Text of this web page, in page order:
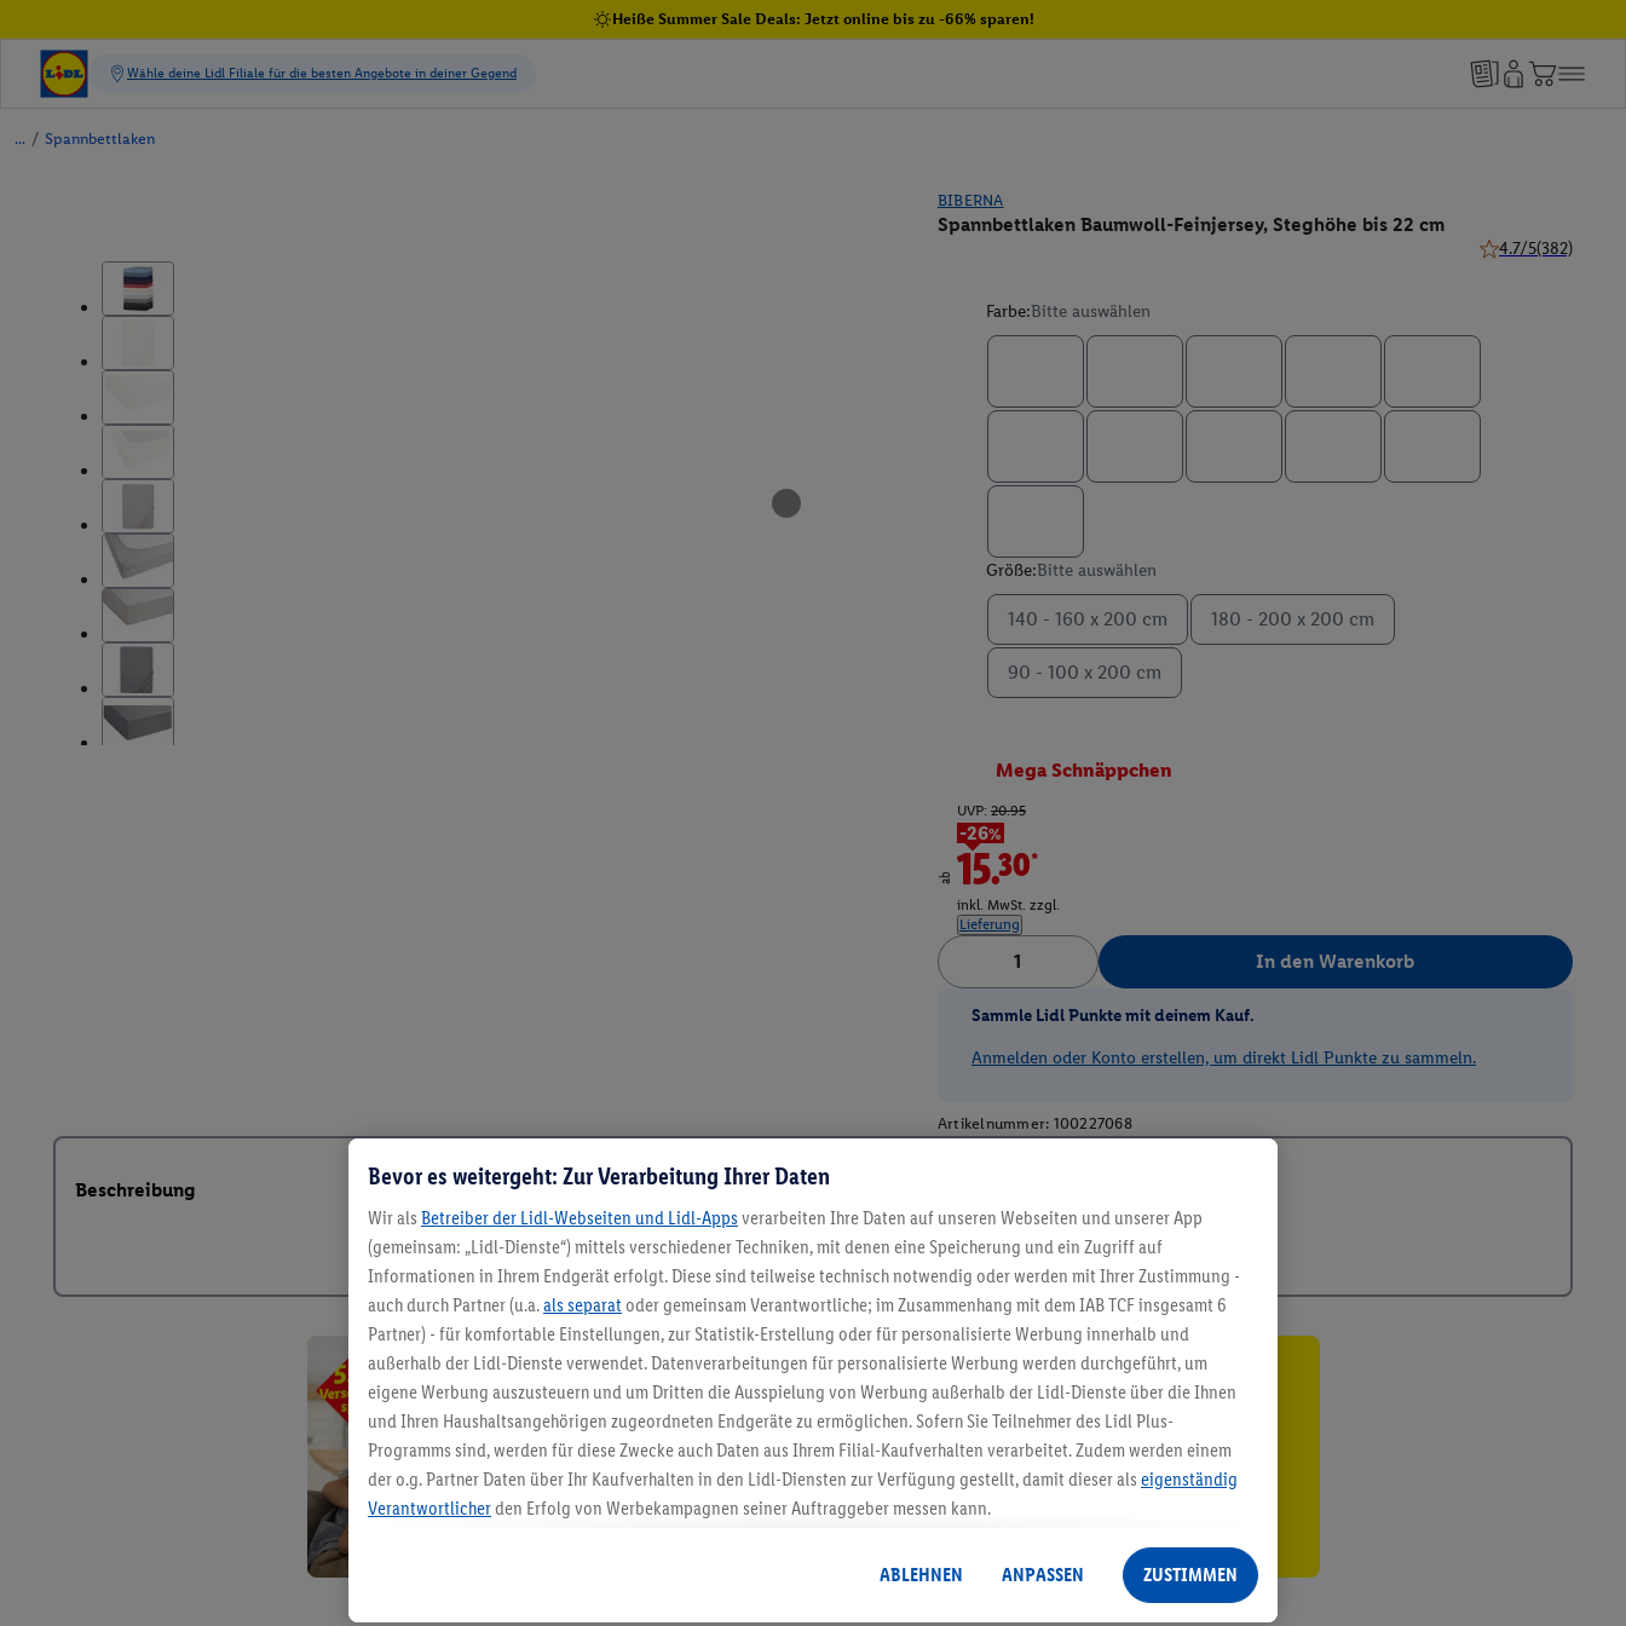
Heiße Summer Sale Deals: Jetzt online bis zu -66% sparen!
/ Spannbettlaken
BIBERNA
Spannbettlaken Baumwoll-Feinjersey, Steghöhe bis 22 cm
4.7/5(382)
Farbe:Bitte auswählen
Größe:Bitte auswählen
140 - 160 x 200 cm 180 - 200 x 200 cm
90 - 100 x 200 cm
Mega Schnäppchen
ab
UVP: 20.95
-26%
15.30*
inkl. MwSt. zzgl.
Lieferung
In den Warenkorb
Sammle Lidl Punkte mit deinem Kauf.
Anmelden oder Konto erstellen, um direkt Lidl Punkte zu sammeln.
Artikelnummer: 100227068
Beschreibung
5.95 € Versand sparen³²ᵃ
Jetzt zum Newsletter anmelden
Gutschein sichern!
Bevor es weitergeht: Zur Verarbeitung Ihrer Daten
Wir als Betreiber der Lidl-Webseiten und Lidl-Apps verarbeiten Ihre Daten auf unseren Webseiten und unserer App
(gemeinsam: „Lidl-Dienste“) mittels verschiedener Techniken, mit denen eine Speicherung und ein Zugriff auf
Informationen in Ihrem Endgerät erfolgt. Diese sind teilweise technisch notwendig oder werden mit Ihrer Zustimmung -
auch durch Partner (u.a.als separat oder gemeinsam Verantwortliche; im Zusammenhang mit dem IAB TCF insgesamt 6
Partner) - für komfortable Einstellungen, zur Statistik-Erstellung oder für personalisierte Werbung innerhalb und
außerhalb der Lidl-Dienste verwendet. Datenverarbeitungen für personalisierte Werbung werden durchgeführt, um
eigene Werbung auszusteuern und um Dritten die Ausspielung von Werbung außerhalb der Lidl-Dienste über die Ihnen
und Ihren Haushaltsangehörigen zugeordneten Endgeräte zu ermöglichen. Sofern Sie Teilnehmer des Lidl Plus-
Programms sind, werden für diese Zwecke auch Daten aus Ihrem Filial-Kaufverhalten verarbeitet. Zudem werden einem
der o.g. Partner Daten über Ihr Kaufverhalten in den Lidl-Diensten zur Verfügung gestellt, damit dieser als eigenständig
Verantwortlicherden Erfolg von Werbekampagnen seiner Auftraggeber messen kann.
angereicherten Profilen. Dies umfasst die Zusammenführung von Daten (z.B. über Ihre Nutzung der Lidl-Dienste, Ihr
Kaufverhalten in den Lidl-Diensten, Informationen aus Ihrem Kundenkonto - z.B. Alter oder Geschlecht - sowie Ihre
ABLEHNEN ANPASSEN ZUSTIMMEN